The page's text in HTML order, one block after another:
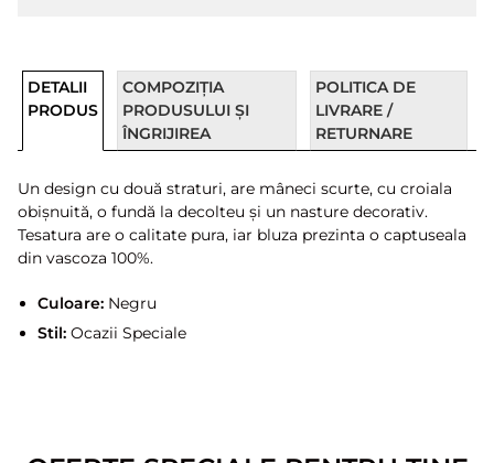
DETALII
PRODUS
COMPOZIȚIA
PRODUSULUI ȘI
ÎNGRIJIREA
POLITICA DE
LIVRARE /
RETURNARE
Un design cu două straturi, are mâneci scurte, cu croiala
obișnuită, o fundă la decolteu și un nasture decorativ.
Tesatura are o calitate pura, iar bluza prezinta o captuseala
din vascoza 100%.
Culoare:Negru
Stil:Ocazii Speciale